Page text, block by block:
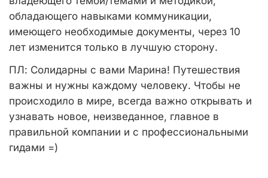
обладающего навыками коммуникации,
имеющего необходимые документы, через 10
лет изменится только в лучшую сторону.
ПЛ: Солидарны с вами Марина! Путешествия
важны и нужны каждому человеку. Чтобы не
происходило в мире, всегда важно открывать и
узнавать новое, неизведанное, главное в
правильной компании и с профессиональными
гидами =)